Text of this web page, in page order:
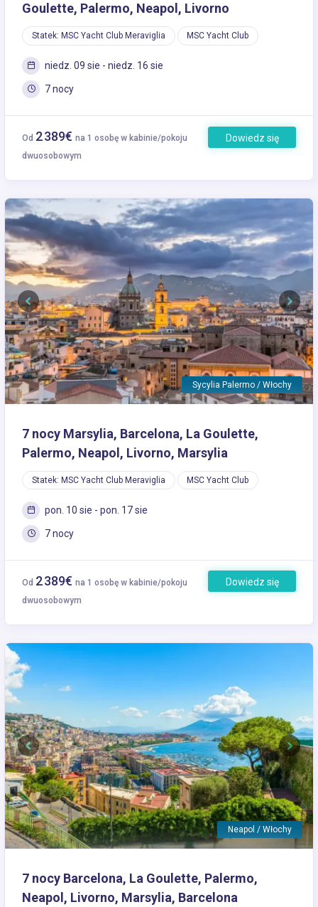
Goulette, Palermo, Neapol, Livorno
Statek: MSC Yacht Club Meraviglia MSC Yacht Club
niedz. 09 sie - niedz. 16 sie
7 nocy
Od 2 389€ na 1 osobę w kabinie/pokoju
dwuosobowym
Dowiedz się
więcej
Sycylia Palermo / Włochy
Previous Next
7 nocy Marsylia, Barcelona, La Goulette,
Palermo, Neapol, Livorno, Marsylia
Statek: MSC Yacht Club Meraviglia MSC Yacht Club
pon. 10 sie - pon. 17 sie
7 nocy
Od 2 389€ na 1 osobę w kabinie/pokoju
dwuosobowym
Dowiedz się
więcej
Neapol / Włochy
Previous Next
7 nocy Barcelona, La Goulette, Palermo,
Neapol, Livorno, Marsylia, Barcelona